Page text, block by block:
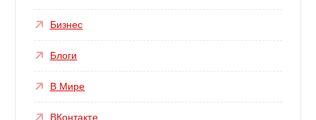
Бизнес
Блоги
В Мире
ВКонтакте